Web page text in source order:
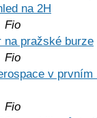
na 2H
Fio
na pražské burze
Fio
v
Fio